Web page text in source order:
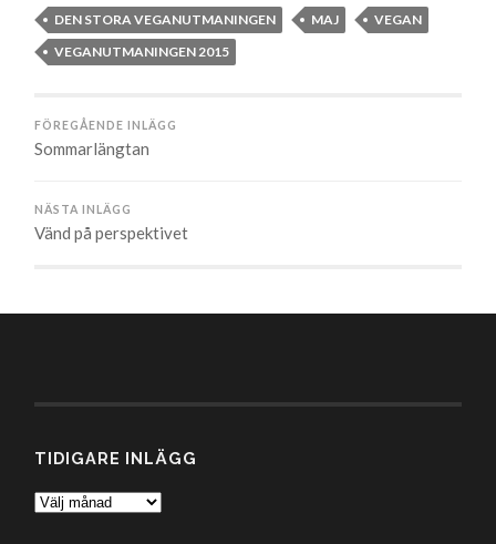
DEN STORA VEGANUTMANINGEN MAJ
VEGAN
VEGANUTMANINGEN 2015
FÖREGÅENDE INLÄGG
Sommarlängtan
NÄSTA INLÄGG
Vänd på perspektivet
TIDIGARE INLÄGG
Tidigare
inlägg